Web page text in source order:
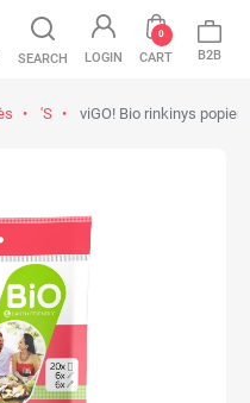
SEARCH LOGIN CART
0
B2B
'S viGO! Bio rinkinys